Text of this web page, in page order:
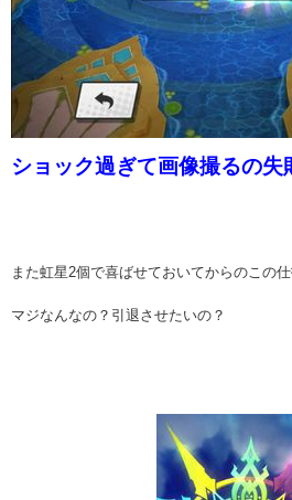
ショック過ぎて画像撮るの失
また虹星2個で喜ばせておいてからのこの仕
マジなんなの？引退させたいの？